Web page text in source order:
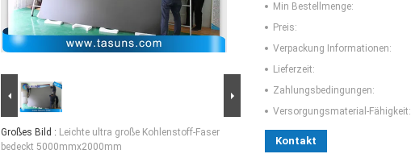
Großes Bild : Leichte ultra große Kohlenstoff-Faser
bedeckt 5000mmx2000mm
Min Bestellmenge:
Preis:
Verpackung Informationen:
Lieferzeit:
Zahlungsbedingungen:
Versorgungsmaterial-Fähigkeit:
Kontakt